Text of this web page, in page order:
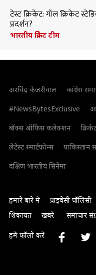
टेस्ट क्रिकेट: गॉल क्रिकेट
प्रदर्शन?
भारतीय क्रिकेट टीम
अरविंद केजरीवाल कांग्रेस
#NewsBytesExclusive
बॉक्स ऑफिस कलेक्शन
लेटेस्ट स्मार्टफोन्स
पाकिस्तान
दक्षिण भारतीय सिनेमा
हमारे बारे में प्राइवेसी पॉलिसी
शिकायत
खबरें समाचार
हमें फॉलो करें